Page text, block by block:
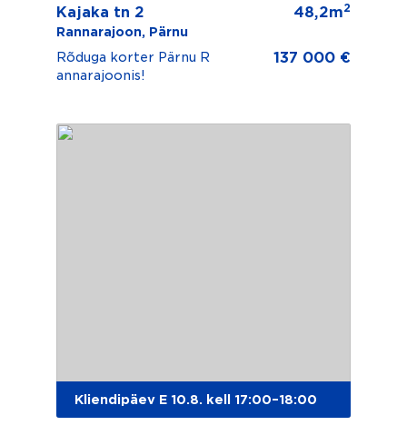
Kajaka tn 2
Rannarajoon, Pärnu
48,2m2
Rõduga korter Pärnu R
annarajoonis!
137 000 €
Kliendipäev E 10.8. kell 17:00–18:00